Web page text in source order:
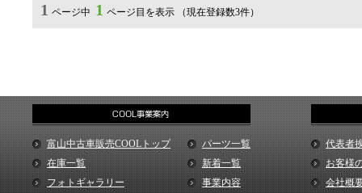
1 ページ中 1 ページ目を表示 （現在登録数3件）
富山中古車販売COOLトップ
パーツ一覧
在庫一覧
新着一覧
フォトギャラリー
事業内容
代表者
お客様
会社概